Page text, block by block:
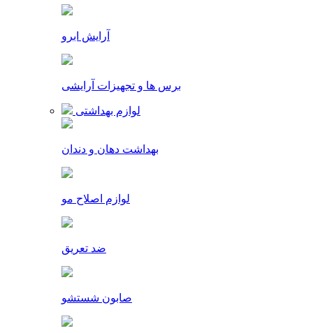
آرایش ابرو
برس ها و تجهیزات آرایشی
لوازم بهداشتی
بهداشت دهان و دندان
لوازم اصلاح مو
ضد تعریق
صابون شستشو